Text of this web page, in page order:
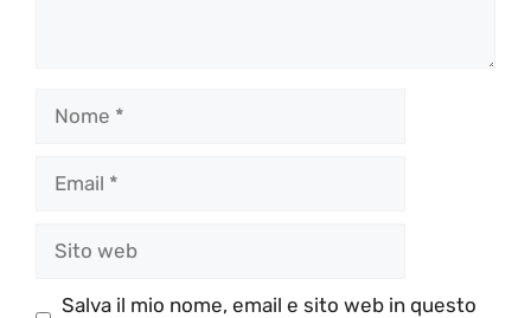
web
Salva il mio nome, email e sito web in questo